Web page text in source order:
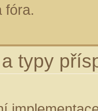
fóra.
typy